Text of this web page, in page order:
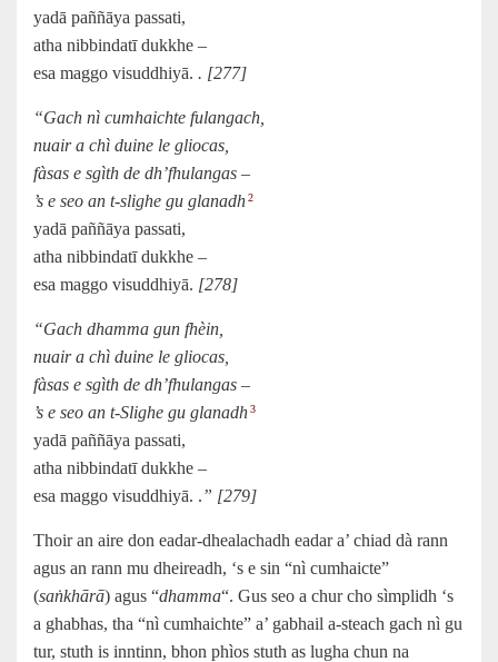
yadā paññāya passati,
atha nibbindatī dukkhe –
esa maggo visuddhiyā. . [277]
“Gach nì cumhaichte fulangach,
nuair a chì duine le gliocas,
fàsas e sgìth de dh’fhulangas –
’s e seo an t-slighe gu glanadh2
yadā paññāya passati,
atha nibbindatī dukkhe –
esa maggo visuddhiyā. [278]
“Gach dhamma gun fhèin,
nuair a chì duine le gliocas,
fàsas e sgìth de dh’fhulangas –
’s e seo an t-Slighe gu glanadh3
yadā paññāya passati,
atha nibbindatī dukkhe –
esa maggo visuddhiyā. .” [279]
Thoir an aire don eadar-dhealachadh eadar a’ chiad dà rann
agus an rann mu dheireadh, ‘s e sin “nì cumhaicte”
(saṅkhārā) agus “dhamma“. Gus seo a chur cho sìmplidh ‘s
a ghabhas, tha “nì cumhaichte” a’ gabhail a‑steach gach nì gu
tur, stuth is inntinn, bhon phìos stuth as lugha chun na